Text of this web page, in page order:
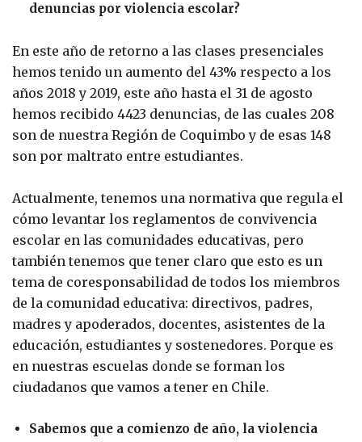
denuncias por violencia escolar?
En este año de retorno a las clases presenciales
hemos tenido un aumento del 43% respecto a los
años 2018 y 2019, este año hasta el 31 de agosto
hemos recibido 4423 denuncias, de las cuales 208
son de nuestra Región de Coquimbo y de esas 148
son por maltrato entre estudiantes.
Actualmente, tenemos una normativa que regula el
cómo levantar los reglamentos de convivencia
escolar en las comunidades educativas, pero
también tenemos que tener claro que esto es un
tema de coresponsabilidad de todos los miembros
de la comunidad educativa: directivos, padres,
madres y apoderados, docentes, asistentes de la
educación, estudiantes y sostenedores. Porque es
en nuestras escuelas donde se forman los
ciudadanos que vamos a tener en Chile.
Sabemos que a comienzo de año, la violencia